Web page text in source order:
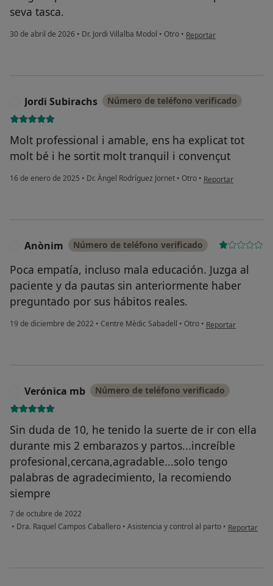
seva tasca.
30 de abril de 2026 • Dr. Jordi Villalba Modol • Otro • en opinión del usuario
Reportar
Jordi Subirachs Número de teléfono verificado
Molt professional i amable, ens ha explicat tot
molt bé i he sortit molt tranquil i convençut
16 de enero de 2025 • Dr. Àngel Rodríguez Jornet • Otro • en opinión del
Reportar
Anònim Número de teléfono verificado
Poca empatía, incluso mala educación. Juzga al
paciente y da pautas sin anteriormente haber
preguntado por sus hábitos reales.
19 de diciembre de 2022 • Centre Mèdic Sabadell • Otro • en opinión del
Reportar
Verónica mb Número de teléfono verificado
Sin duda de 10, he tenido la suerte de ir con ella
durante mis 2 embarazos y partos...increíble
profesional,cercana,agradable...solo tengo
palabras de agradecimiento, la recomiendo
siempre
7 de octubre de 2022
• Dra. Raquel Campos Caballero • Asistencia y control al parto • en opinión
Reportar